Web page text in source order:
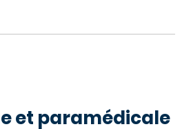
et paramédicale